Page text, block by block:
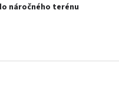
náročného terénu